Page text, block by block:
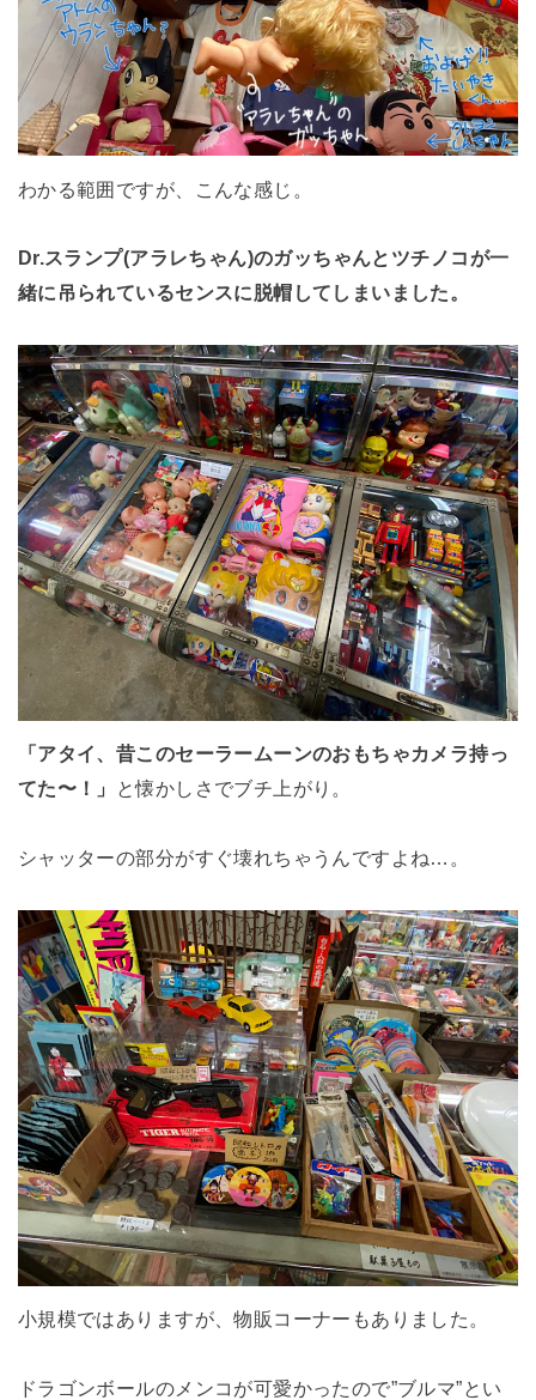
わかる範囲ですが、こんな感じ。
Dr.スランプ(アラレちゃん)のガッちゃんとツチノコが一
緒に吊られているセンスに脱帽してしまいました。
「アタイ、昔このセーラームーンのおもちゃカメラ持っ
てた〜！」
と懐かしさでブチ上がり。
シャッターの部分がすぐ壊れちゃうんですよね…。
小規模ではありますが、物販コーナーもありました。
ドラゴンボールのメンコが可愛かったので”ブルマ”とい